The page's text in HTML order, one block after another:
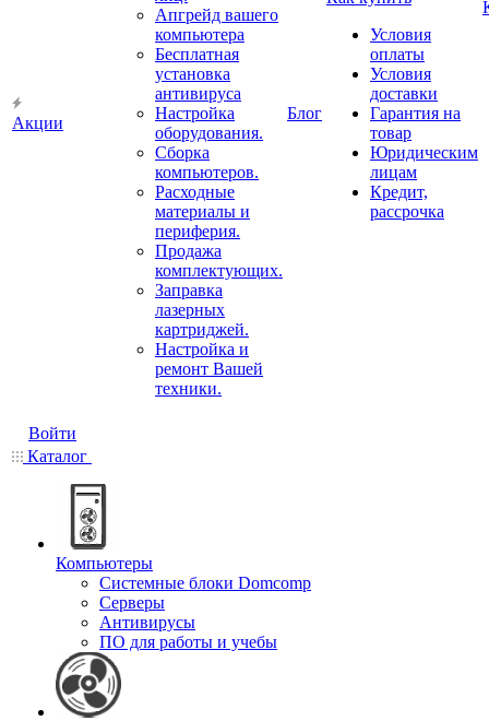
Акции
Апгрейд вашего
компьютера
Бесплатная
установка
антивируса
Настройка
оборудования.
Сборка
компьютеров.
Расходные
материалы и
периферия.
Продажа
комплектующих.
Заправка
лазерных
картриджей.
Настройка и
ремонт Вашей
техники.
Блог
Условия
оплаты
Условия
доставки
Гарантия на
товар
Юридическим
лицам
Кредит,
рассрочка
Войти
Каталог
Компьютеры
Системные блоки Domcomp
Серверы
Антивирусы
ПО для работы и учебы